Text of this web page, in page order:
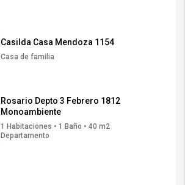
Casilda Casa Mendoza 1154
Casa de familia
Rosario Depto 3 Febrero 1812
Monoambiente
1 Habitaciones • 1 Baño • 40 m2
Departamento